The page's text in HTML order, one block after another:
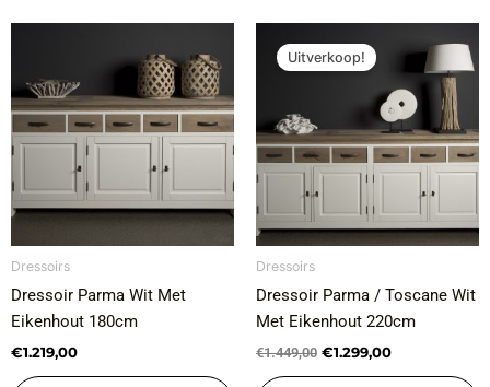
Dressoirs
Dressoir Parma Wit Met
Eikenhout 180cm
€1.219,00
Uitverkoop!
Dressoirs
Dressoir Parma / Toscane Wit
Met Eikenhout 220cm
€1.449,00
prijs
was:
€1.449,00.
€1.299,00
prijs
€1.299,00.